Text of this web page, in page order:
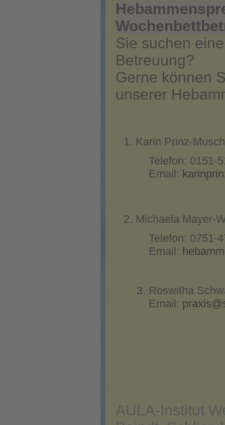
Sie suchen
Betreuung?
Gerne können
unserer
Karin Prinz-
Telefon: 0151-
Email:
Michaela Mayer-
Telefon: 0751-
Email:
3. Roswitha
Email:
AULA-Institut